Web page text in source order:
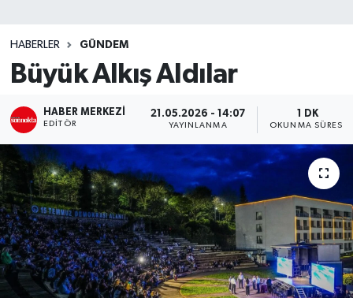
HABERLER GÜNDEM
Büyük Alkış Aldılar
HABER MERKEZI
EDITÖR
21.05.2026 - 14:07
YAYINLANMA
1 DK
OKUNMA SÜRESI
Teknoloji
TRABZON
TRABZONSPOR
Yaşam